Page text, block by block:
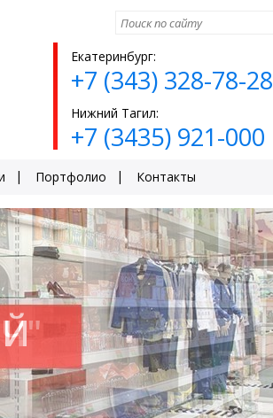
Екатеринбург:
+7 (343) 328-78-28
Нижний Тагил:
+7 (3435) 921-000
Портфолио Контакты